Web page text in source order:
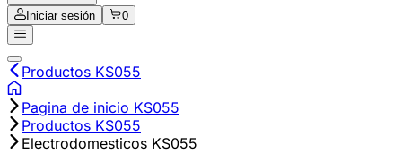
Iniciar sesión 0
Productos KS055
Pagina de inicio KS055
Productos KS055
Electrodomesticos KS055